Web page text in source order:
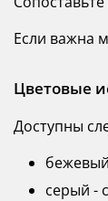
Если важна
Цветовые
Доступны
серый -